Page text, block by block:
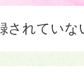
されていな